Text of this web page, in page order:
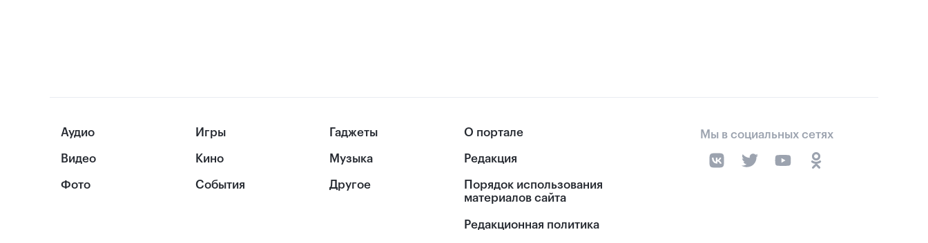
Аудио
Видео
Фото
Игры
Кино
События
Гаджеты
Музыка
Другое
О портале
Редакция
Порядок использования
материалов сайта
Редакционная политика
Мы в социальных сетях